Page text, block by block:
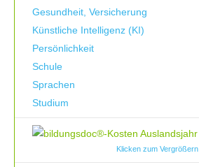
Gesundheit, Versicherung
Künstliche Intelligenz (KI)
Persönlichkeit
Schule
Sprachen
Studium
Klicken zum Vergrößern